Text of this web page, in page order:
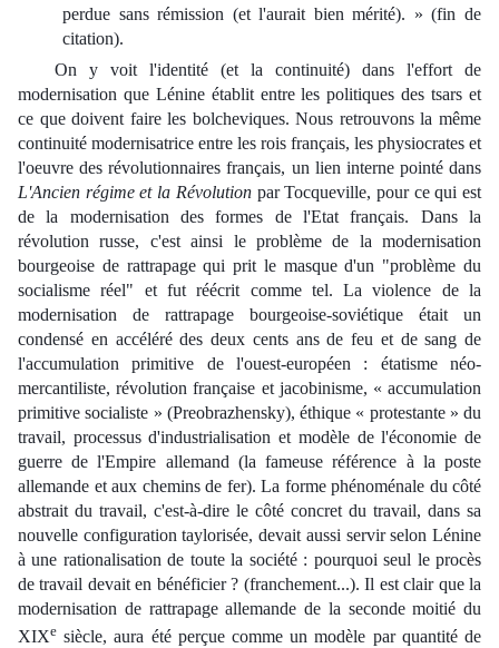
perdue sans rémission (et l'aurait bien mérité). » (fin de
citation).
On y voit l'identité (et la continuité) dans l'effort de
modernisation que Lénine établit entre les politiques des tsars et
ce que doivent faire les bolcheviques. Nous retrouvons la même
continuité modernisatrice entre les rois français, les physiocrates et
l'oeuvre des révolutionnaires français, un lien interne pointé dans
L'Ancien régime et la Révolutionpar Tocqueville, pour ce qui est
de la modernisation des formes de l'Etat français. Dans la
révolution russe, c'est ainsi le problème de la modernisation
bourgeoise de rattrapage qui prit le masque d'un "problème du
socialisme réel" et fut réécrit comme tel. La violence de la
modernisation de rattrapage bourgeoise-soviétique était un
condensé en accéléré des deux cents ans de feu et de sang de
l'accumulation primitive de l'ouest-européen : étatisme néo-
mercantiliste, révolution française et jacobinisme, « accumulation
primitive socialiste » (Preobrazhensky), éthique « protestante » du
travail, processus d'industrialisation et modèle de l'économie de
guerre de l'Empire allemand (la fameuse référence à la poste
allemande et aux chemins de fer). La forme phénoménale du côté
abstrait du travail, c'est-à-dire le côté concret du travail, dans sa
nouvelle configuration taylorisée, devait aussi servir selon Lénine
à une rationalisation de toute la société : pourquoi seul le procès
de travail devait en bénéficier ? (franchement...). Il est clair que la
modernisation de rattrapage allemande de la seconde moitié du
XIXe siècle, aura été perçue comme un modèle par quantité de